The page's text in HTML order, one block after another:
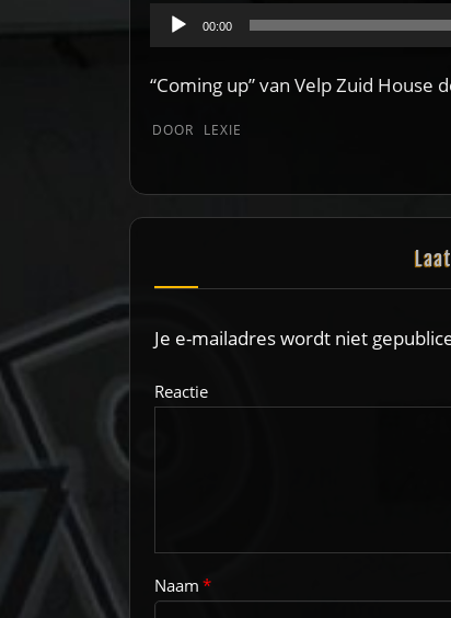
Audiospeler
00:00
“Coming up” van Velp Zuid House
DOOR LEXIE
Je e-mailadres wordt niet
Reactie
Naam*